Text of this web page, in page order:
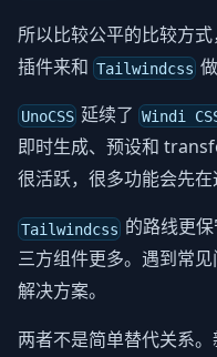
所以比较公平的比较方
插件来和 Tailwindcss
UnoCSS 延续了Windi
即时生成、预设和
很活跃，很多功能会先在
Tailwindcss 的路线更
三方组件更多。遇到常
解决方案。
两者不是简单替代关系